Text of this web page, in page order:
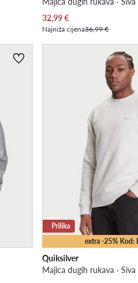
Trenutna cijena
32,99€
Najniža cijena36,99 €
extra -25% Kod:
Prilika
Quiksilver
Majica dugih rukava · Siva